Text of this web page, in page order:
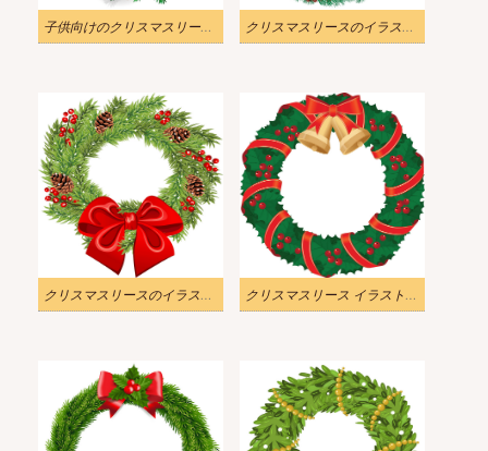
子供向けのクリスマスリースの無料イラスト クリスマスリースのイラスト無料画像 2
クリスマスリースのイラストを無料でダウンロード クリスマスリース イラスト無料画像